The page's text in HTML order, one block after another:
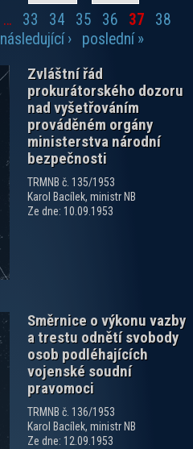
… 33 34 35 36 37
38
následující ›
poslední »
Zvláštní řád
prokurátorského dozoru
nad vyšetřováním
prováděném orgány
ministerstva národní
bezpečnosti
TRMNB č. 135/1953
Karol Bacílek, ministr NB
Ze dne: 10.09.1953
Směrnice o výkonu vazby
a trestu odnětí svobody
osob podléhajících
vojenské soudní
pravomoci
TRMNB č. 136/1953
Karol Bacílek, ministr NB
Ze dne: 12.09.1953